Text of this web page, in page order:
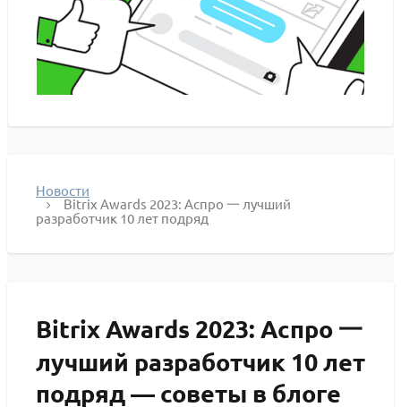
Новости
Bitrix Awards 2023: Аспро 一 лучший
разработчик 10 лет подряд
Bitrix Awards 2023: Аспро 一
лучший разработчик 10 лет
подряд — советы в блоге